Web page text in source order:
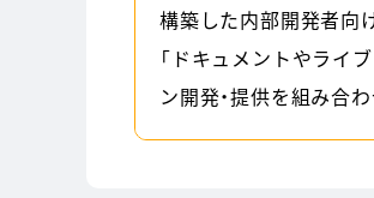
構築した内部開発者向
「ドキュメントやライ
ン開発・提供を組み合